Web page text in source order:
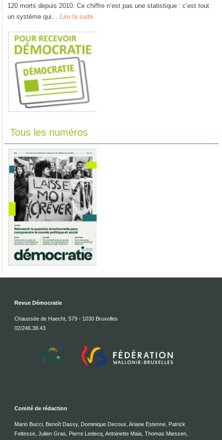
120 morts depuis 2010. Ce chiffre n’est pas une statistique : c’est tout
un système qui… Lire la suite
Tous les numéros
Revue Démocratie
Chaussée de Haecht, 579 - 1030 Bruxelles
02/246.38.43
Comité de rédaction
Mario Bucci, Benoît Dassy, Dominique Decoux, Ariane Estenne, Patrick
Feltesse, Julien Gras, Pierre Ledecq, Antoinette Maia, Thomas Miessen,